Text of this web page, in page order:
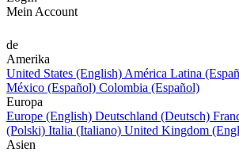
Mein Account
de
Amerika
United States (English) América Latina
México (Español) Colombia (Español)
Europa
Europe (English) Deutschland (Deutsch)
(Polski) Italia (Italiano) United Kingdom
Asien